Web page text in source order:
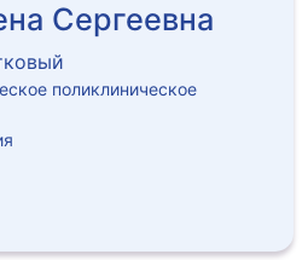
Сергеевна
поликлиническое